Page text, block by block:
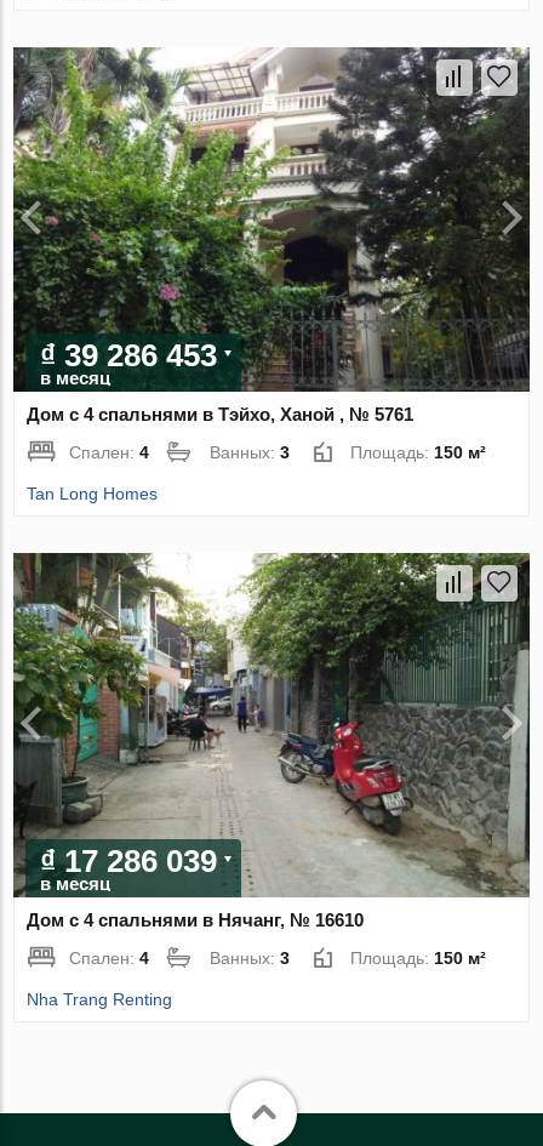
₫ 39 286 453
в месяц
Дом с 4 спальнями в Тэйхо, Ханой , № 5761
Спален:4 Ванных:3 Площадь: 150 м²
Tan Long Homes
₫ 17 286 039
в месяц
Дом с 4 спальнями в Нячанг, № 16610
Спален:4 Ванных:3 Площадь: 150 м²
Nha Trang Renting